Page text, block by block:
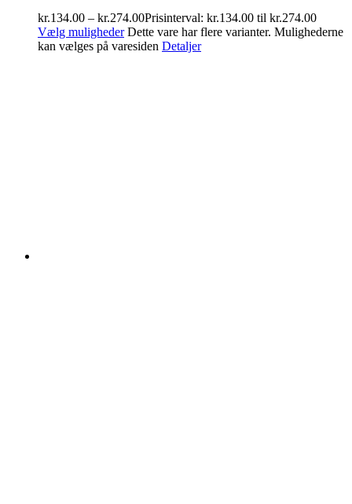
kr.134.00 – kr.274.00Prisinterval: kr.134.00 til kr.274.00
Vælg muligheder Dette vare har flere varianter. Mulighederne
kan vælges på varesiden Detaljer